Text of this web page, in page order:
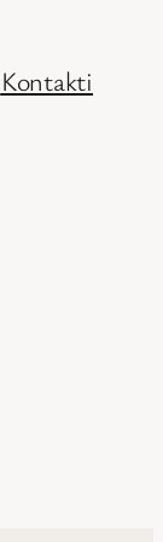
Kontakti